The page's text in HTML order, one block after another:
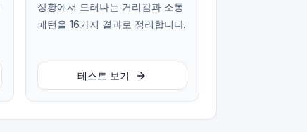
상황에서 드러나는 거리감과 소통
패턴을 16가지 결과로 정리합니다.
테스트 보기